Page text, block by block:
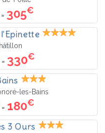
= 305€
= 330€
les-Bains
= 180€
3 Ours